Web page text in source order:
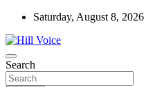
Skip
content
Saturday, August 8, 2026
Hill Voice
न्यूज़ पोर्टल
Search